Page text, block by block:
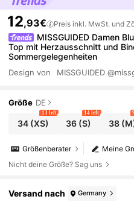
12,93€ Preis inkl. MwSt. und
MISSGUIDED Damen
Top mit Herzausschnitt und
Sommergelegenheiten
Design von MISSGUIDED
Größe DE
34(XS)
13 left
36 (S)
14 left
38
Meine
Größenberater
Nicht deine Größe? Sag uns
Versand nach Germany